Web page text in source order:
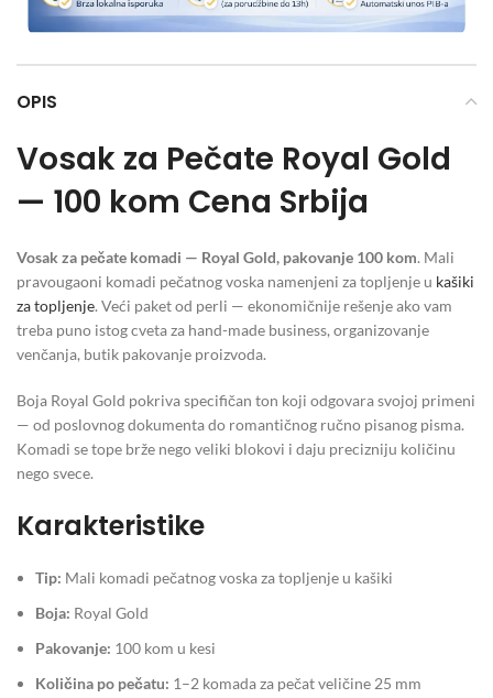
OPIS
Vosak za Pečate Royal Gold
— 100 kom Cena Srbija
Vosak za pečate komadi — Royal Gold, pakovanje 100 kom. Mali
pravougaoni komadi pečatnog voska namenjeni za topljenje u kašiki
za topljenje. Veći paket od perli — ekonomičnije rešenje ako vam
treba puno istog cveta za hand-made business, organizovanje
venčanja, butik pakovanje proizvoda.
Boja Royal Gold pokriva specifičan ton koji odgovara svojoj primeni
— od poslovnog dokumenta do romantičnog ručno pisanog pisma.
Komadi se tope brže nego veliki blokovi i daju precizniju količinu
nego svece.
Karakteristike
Tip: Mali komadi pečatnog voska za topljenje u kašiki
Boja: Royal Gold
Pakovanje: 100 kom u kesi
Količina po pečatu: 1–2 komada za pečat veličine 25 mm